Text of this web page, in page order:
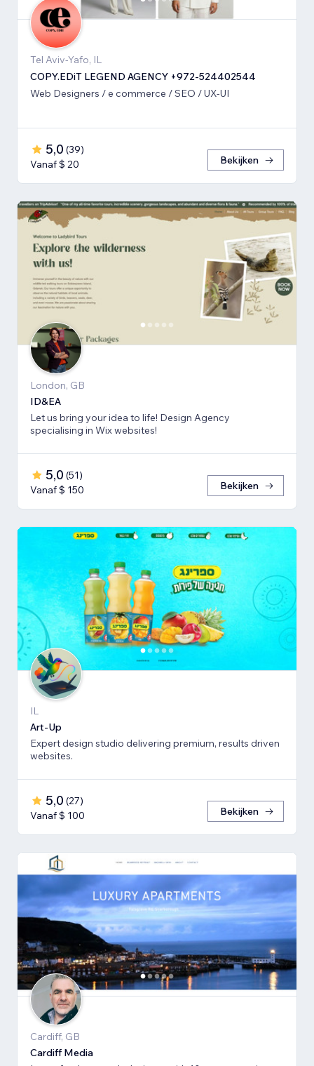
Tel Aviv-Yafo, IL
COPY.EDiT LEGEND AGENCY +972-524402544
Web Designers / e commerce / SEO / UX-UI
5,0 (39)
Vanaf $ 20
Bekijken
London, GB
ID&EA
Let us bring your idea to life! Design Agency
specialising in Wix websites!
5,0 (51)
Vanaf $ 150
Bekijken
IL
Art-Up
Expert design studio delivering premium, results driven
websites.
5,0 (27)
Vanaf $ 100
Bekijken
Cardiff, GB
Cardiff Media